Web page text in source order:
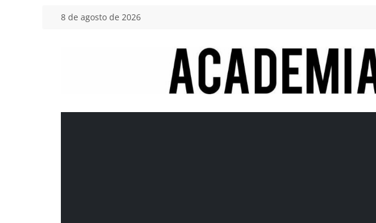
Saltar8 de agosto de 2026
Academia
del